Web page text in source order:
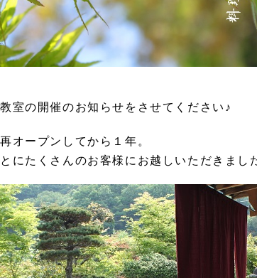
室の開催のお知らせをさせてください♪
オープンしてから１年。
にたくさんのお客様にお越しいただきまし